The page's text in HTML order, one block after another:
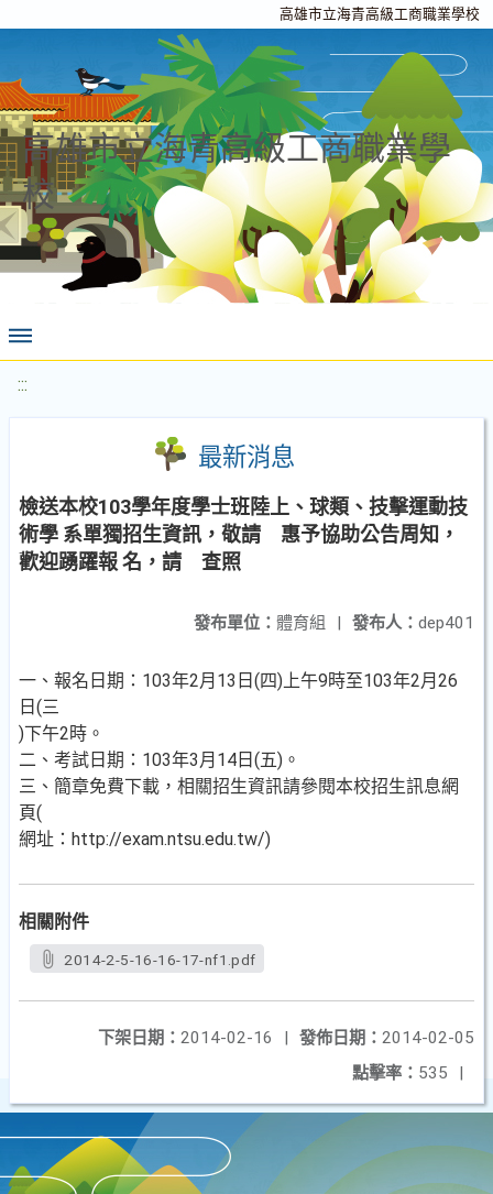
高雄市立海青高級工商職業學校
高雄市立海青高級工商職業學
校
:::
最新消息
檢送本校103學年度學士班陸上、球類、技擊運動技
術學 系單獨招生資訊，敬請 惠予協助公告周知，
歡迎踴躍報 名，請 查照
發布人： dep401
發布單位： 體育組 |
一、報名日期：103年2月13日(四)上午9時至103年2月26
日(三
)下午2時。
二、考試日期：103年3月14日(五)。
三、簡章免費下載，相關招生資訊請參閱本校招生訊息網
頁(
網址：http://exam.ntsu.edu.tw/)
相關附件
2014-2-5-16-16-17-nf1.pdf
發佈日期： 2014-02-05
下架日期： 2014-02-16
|
點擊率： 535 |